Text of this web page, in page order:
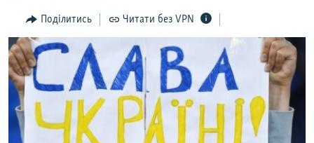
пошукуІНТЕРВ'Ю
ВСЕ ЗА ДЕНЬ
СПЕЦПРОЕКТИ
ДЕПОРТАЦІЯ
ВІДЕОУРОКИ «ELIFBE»
ЯК ОБІЙТИ БЛОКУВАННЯ
Русский
Поділитись Читати без VPN